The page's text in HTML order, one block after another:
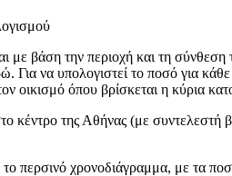
με βάση την περιοχή και τη
να υπολογιστεί το ποσό για
οικισμό όπου βρίσκεται η κύρια
στο κέντρο της Αθήνας (με
περσινό χρονοδιάγραμμα, με τα